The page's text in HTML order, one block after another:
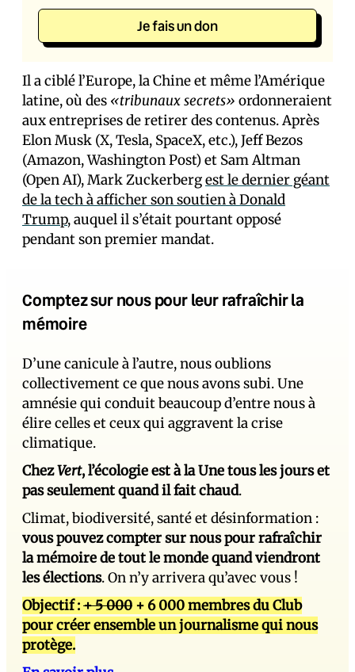
Je fais un don
Il a ciblé l’Europe, la Chine et même l’Amérique
latine, où des «tribunaux secrets» ordonneraient
aux entreprises de retirer des contenus. Après
Elon Musk (X, Tesla, SpaceX, etc.), Jeff Bezos
(Amazon, Washington Post) et Sam Altman
(Open AI), Mark Zuckerbergest le dernier géant
de la tech à afficher son soutien à Donald
Trump, auquel il s’était pourtant opposé
pendant son premier mandat.
Comptez sur nous pour leur rafraîchir la
mémoire
D’une canicule à l’autre, nous oublions
collectivement ce que nous avons subi. Une
amnésie qui conduit beaucoup d’entre nous à
élire celles et ceux qui aggravent la crise
climatique.
ChezVert, l’écologie est à la Une tous les jours et
pas seulement quand il fait chaud.
Climat, biodiversité, santé et désinformation :
vous pouvez compter sur nous pour rafraîchir
la mémoire de tout le monde quand viendront
les élections. On n’y arrivera qu’avec vous !
Objectif :+ 5 000 + 6 000 membres du Club
pour créer ensemble un journalisme qui nous
protège.